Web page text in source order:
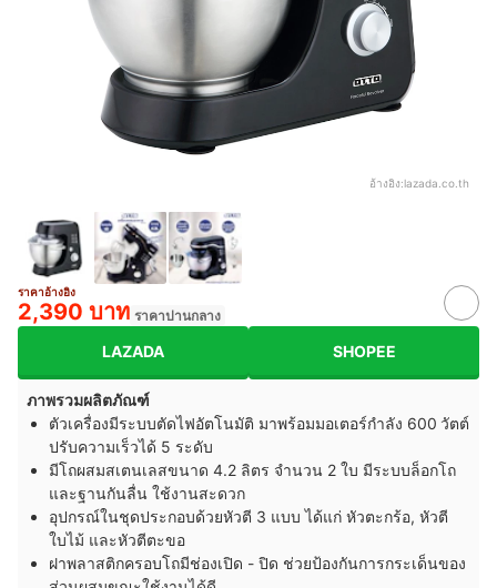
อ้างอิง:lazada.co.th
ราคาอ้างอิง
2,390 บาท ราคาปานกลาง
LAZADA SHOPEE
ภาพรวมผลิตภัณฑ์
ตัวเครื่องมีระบบตัดไฟอัตโนมัติ มาพร้อมมอเตอร์กำลัง 600 วัตต์
ปรับความเร็วได้ 5 ระดับ
มีโถผสมสเตนเลสขนาด 4.2 ลิตร จำนวน 2 ใบ มีระบบล็อกโถ
และฐานกันลื่น ใช้งานสะดวก
อุปกรณ์ในชุดประกอบด้วยหัวตี 3 แบบ ได้แก่ หัวตะกร้อ, หัวตี
ใบไม้ และหัวตีตะขอ
ฝาพลาสติกครอบโถมีช่องเปิด - ปิด ช่วยป้องกันการกระเด็นของ